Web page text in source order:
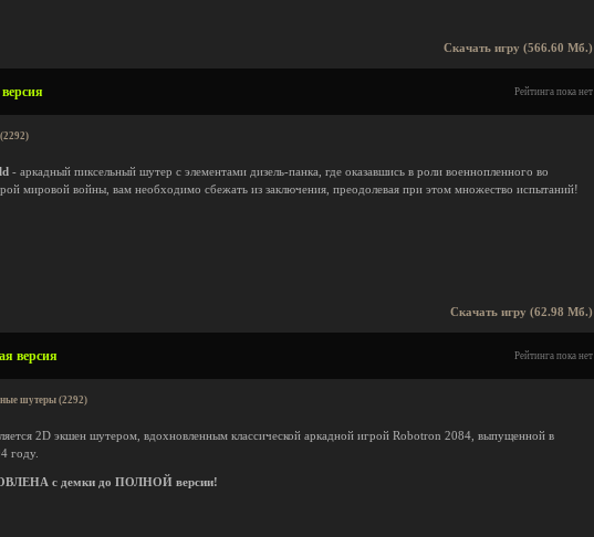
Скачать игру (566.60 Мб.)
Рейтинга пока нет
- аркадный пиксельный шутер с элементами дизель-панка, где оказавшись в роли военнопленного во
мировой войны, вам необходимо сбежать из заключения, преодолевая при этом множество испытаний!
Скачать игру (62.98 Мб.)
версия Рейтинга пока нет
шутеры (2292)
2D экшен шутером, вдохновленным классической аркадной игрой Robotron 2084, выпущенной в
году.
с демки до ПОЛНОЙ версии!